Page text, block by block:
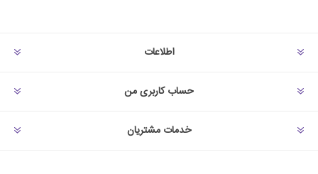
اطلاعات
حساب کاربری من
خدمات مشتریان